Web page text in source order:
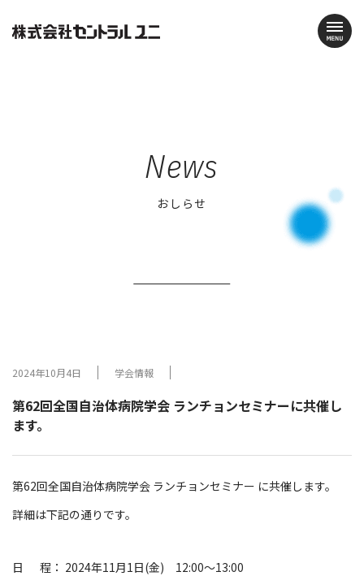
News
おしらせ
2024年10月4日 学会情報
第62回全国自治体病院学会 ランチョンセミナーに共催し
ます。
第62回全国自治体病院学会 ランチョンセミナー に共催します。
詳細は下記の通りです。
日 程： 2024年11月1日(金) 12:00～13:00